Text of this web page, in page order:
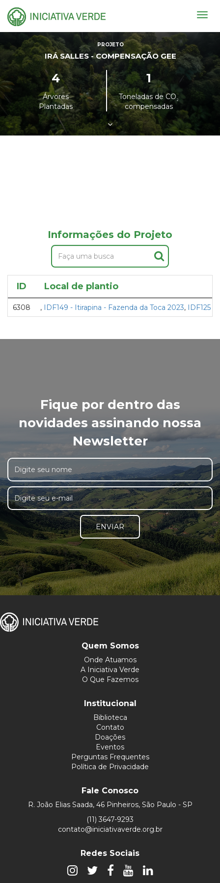
PROJETO
IRÁ SALLES - COMPENSAÇÃO GEE
4
Árvores
Plantadas
1
Toneladas de CO²
compensadas
Informações do Projeto
ID Local de plantio
6308 , IDF149 - Itirapina - Fazenda da Toca 2023, IDF125 -
Fique por dentro das
novidades assinando nossa
Newsletter
ENVIAR
Quem Somos
Onde Atuamos
A Iniciativa Verde
O Que Fazemos
Institucional
Biblioteca
Contato
Doações
Eventos
Perguntas Frequentes
Política de Privacidade
Fale Conosco
R. João Elias Saada, 46 Pinheiros, São Paulo - SP
(11) 3647-9293
contato@iniciativaverde.org.br
Redes Sociais